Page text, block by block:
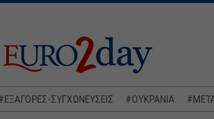
ΣΥΓΧΩΝΕΥΣΕΙΣ #ΟΥΚΡΑΝΙΑ